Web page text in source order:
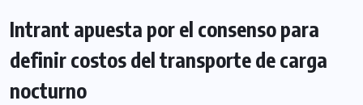
Intrant apuesta por el consenso para
definir costos del transporte de carga
nocturno